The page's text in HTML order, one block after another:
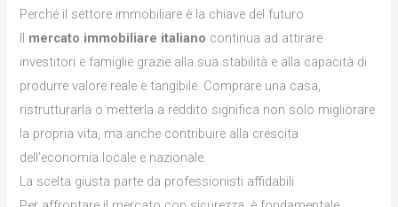
Perché il settore immobiliare è la chiave del futuro
Il mercato immobiliare italiano continua ad attirare
investitori e famiglie grazie alla sua stabilità e alla capacità di
produrre valore reale e tangibile. Comprare una casa,
ristrutturarla o metterla a reddito significa non solo migliorare
la propria vita, ma anche contribuire alla crescita
dell’economia locale e nazionale.
La scelta giusta parte da professionisti affidabili